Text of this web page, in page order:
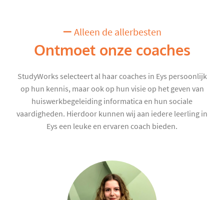
Alleen de allerbesten
Ontmoet onze coaches
StudyWorks selecteert al haar coaches in Eys persoonlijk
op hun kennis, maar ook op hun visie op het geven van
huiswerkbegeleiding informatica en hun sociale
vaardigheden. Hierdoor kunnen wij aan iedere leerling in
Eys een leuke en ervaren coach bieden.